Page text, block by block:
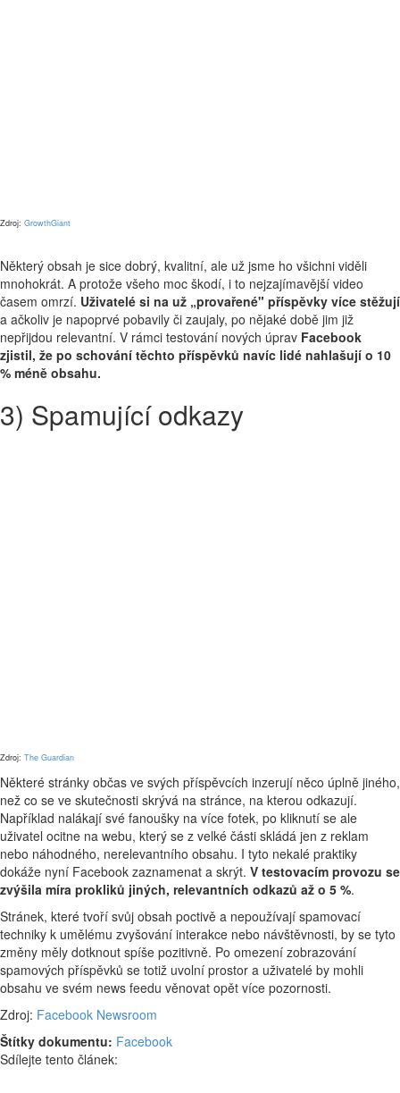
Zdroj: GrowthGiant
Některý obsah je sice dobrý, kvalitní, ale už jsme ho všichni viděli
mnohokrát. A protože všeho moc škodí, i to nejzajímavější video
časem omrzí. Uživatelé si na už „provařené" příspěvky více stěžují
a ačkoliv je napoprvé pobavily či zaujaly, po nějaké době jim již
nepřijdou relevantní. V rámci testování nových úprav Facebook
zjistil, že po schování těchto příspěvků navíc lidé nahlašují o 10
% méně obsahu.
3) Spamující odkazy
Zdroj: The Guardian
Některé stránky občas ve svých příspěvcích inzerují něco úplně jiného,
než co se ve skutečnosti skrývá na stránce, na kterou odkazují.
Například nalákají své fanoušky na více fotek, po kliknutí se ale
uživatel ocitne na webu, který se z velké části skládá jen z reklam
nebo náhodného, nerelevantního obsahu. I tyto nekalé praktiky
dokáže nyní Facebook zaznamenat a skrýt. V testovacím provozu se
zvýšila míra prokliků jiných, relevantních odkazů až o 5 %.
Stránek, které tvoří svůj obsah poctivě a nepoužívají spamovací
techniky k umělému zvyšování interakce nebo návštěvnosti, by se tyto
změny měly dotknout spíše pozitivně. Po omezení zobrazování
spamových příspěvků se totiž uvolní prostor a uživatelé by mohli
obsahu ve svém news feedu věnovat opět více pozornosti.
Zdroj: Facebook Newsroom
Štítky dokumentu: Facebook
Sdílejte tento článek: